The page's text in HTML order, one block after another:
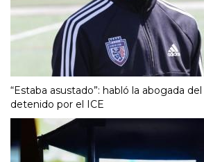
“Estaba asustado”: habló la abogada
detenido por el ICE